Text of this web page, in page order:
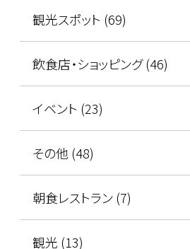
観光スポット (69)
飲食店・ショッピング (46)
イベント (23)
その他 (48)
朝食レストラン (7)
観光 (13)